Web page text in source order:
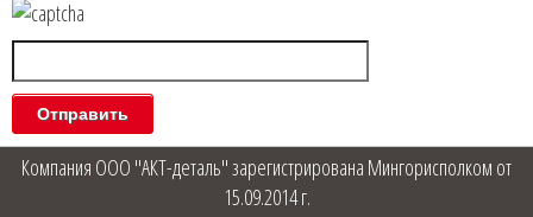
Компания ООО "АКТ-деталь" зарегистрирована Мингорисполком от
15.09.2014 г.